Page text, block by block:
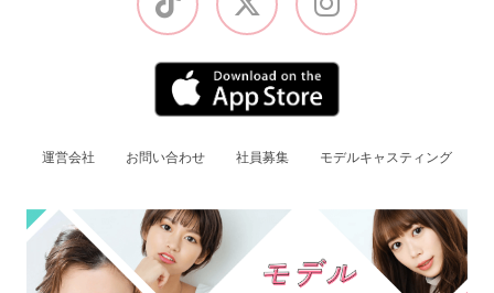
運営会社 お問い合わせ 社員募集 モデルキャスティング